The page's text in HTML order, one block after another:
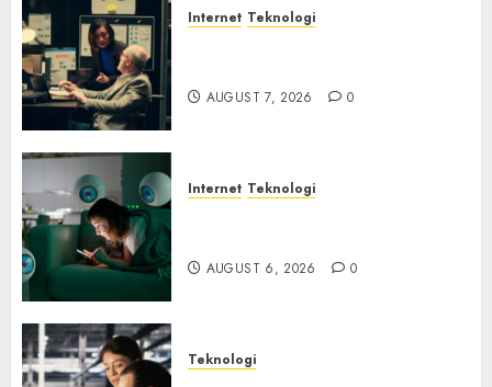
Internet Teknologi
AUGUST 7, 2026 0
Internet Teknologi
AUGUST 6, 2026 0
Teknologi